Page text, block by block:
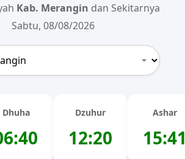
Kab. Merangin dan Sekitarnya
Sabtu, 08/08/2026
Dhuha Dzuhur
12:20
Ashar
15:41